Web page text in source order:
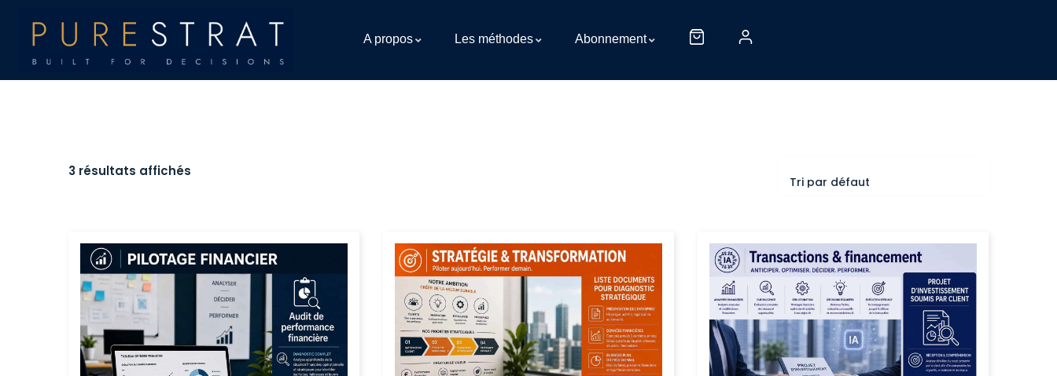
A propos Les méthodes Abonnement
3 résultats affichés